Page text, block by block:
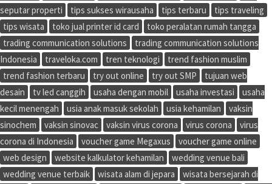
seputar properti
tips sukses wirausaha tips terbaru
tips traveling
tips wisata
toko jual printer id card
toko peralatan rumah tangga
trading communication solutions
trading communication solutions
Indonesia
traveloka.com tren teknologi
trend fashion muslim
trend fashion terbaru
try out online try out SMP
tujuan web
desain
tv led canggih usaha dengan mobil usaha investasi
usaha
kecil menengah
usia anak masuk sekolah usia kehamilan
vaksin
sinochem
vaksin sinovac vaksin virus corona virus corona
virus
corona di Indonesia
voucher game Megaxus
voucher game online
web design
website kalkulator kehamilan
wedding venue bali
wedding venue terbaik
wisata alam di jepara
wisata bersejarah di